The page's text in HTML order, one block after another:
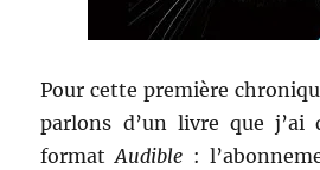
Pour cette première
parlons d’un livre que j’ai
formatAudible :